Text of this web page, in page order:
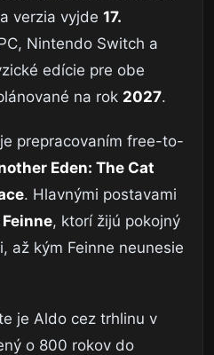
verzia vyjde 17.
Nintendo Switch a
edície pre obe
na rok 2027.
prepracovaním free-to-
Eden: The Cat
. Hlavnými postavami
Feinne, ktorí žijú pokojný
až kým Feinne neunesie
je Aldo cez trhlinu v
o 800 rokov do